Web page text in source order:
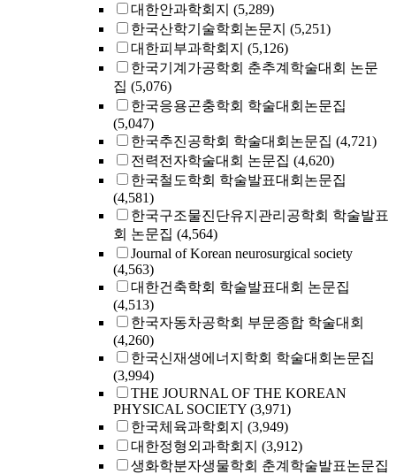
대한안과학회지 (5,289)
한국산학기술학회논문지 (5,251)
대한피부과학회지 (5,126)
한국기계가공학회 춘추계학술대회 논문
집 (5,076)
한국응용곤충학회 학술대회논문집
(5,047)
한국추진공학회 학술대회논문집 (4,721)
전력전자학술대회 논문집 (4,620)
한국철도학회 학술발표대회논문집
(4,581)
한국구조물진단유지관리공학회 학술발표
회 논문집 (4,564)
Journal of Korean neurosurgical society
(4,563)
대한건축학회 학술발표대회 논문집
(4,513)
한국자동차공학회 부문종합 학술대회
(4,260)
한국신재생에너지학회 학술대회논문집
(3,994)
THE JOURNAL OF THE KOREAN
PHYSICAL SOCIETY (3,971)
한국체육과학회지 (3,949)
대한정형외과학회지 (3,912)
생화학분자생물학회 춘계학술발표논문집